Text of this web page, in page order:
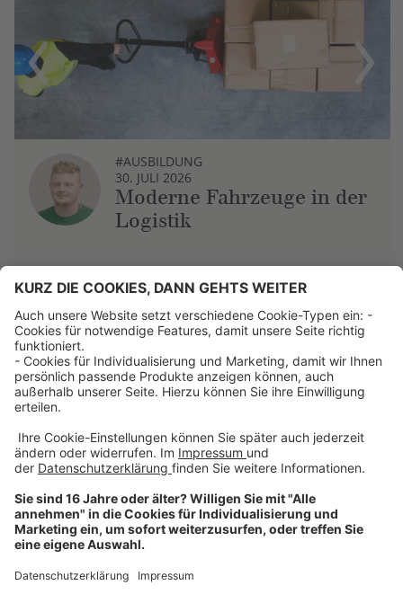
Previous
#AUSBILDUNG
30. JULI 2026
Moderne Fahrzeuge in der
Logistik
Next
Über uns
Dehner Unternehmen
Jobs bei Dehner